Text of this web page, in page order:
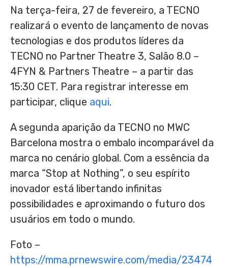
Na terça-feira, 27 de fevereiro, a TECNO
realizará o evento de lançamento de novas
tecnologias e dos produtos líderes da
TECNO no Partner Theatre 3, Salão 8.0 –
4FYN & Partners Theatre – a partir das
15:30 CET. Para registrar interesse em
participar, clique aqui.
A segunda aparição da TECNO no MWC
Barcelona mostra o embalo incomparável da
marca no cenário global. Com a essência da
marca “Stop at Nothing”, o seu espírito
inovador está libertando infinitas
possibilidades e aproximando o futuro dos
usuários em todo o mundo.
Foto –
https://mma.prnewswire.com/media/23474